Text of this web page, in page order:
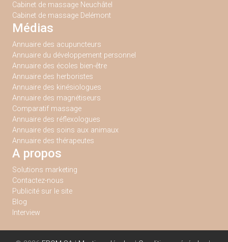
Cabinet de massage Neuchâtel
Cabinet de massage Delémont
Médias
Annuaire des acupuncteurs
Annuaire du développement personnel
Annuaire des écoles bien-être
Annuaire des herboristes
Annuaire des kinésiologues
Annuaire des magnétiseurs
Comparatif massage
Annuaire des réflexologues
Annuaire des soins aux animaux
Annuaire des thérapeutes
A propos
Solutions marketing
Contactez-nous
Publicité sur le site
Blog
Interview